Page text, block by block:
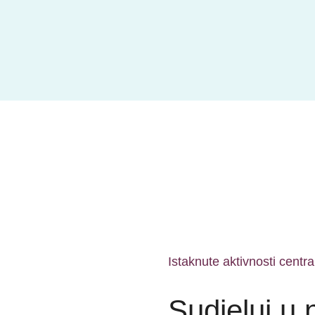
Istaknute aktivnosti centra